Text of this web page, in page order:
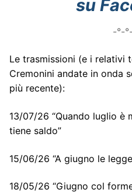
su
-°-
Le trasmissioni (e i relativi
Cremonini andate in onda
più recente):
13/07/26 “Quando luglio è
tiene saldo”
15/06/26 “A giugno le
18/05/26 “Giugno col